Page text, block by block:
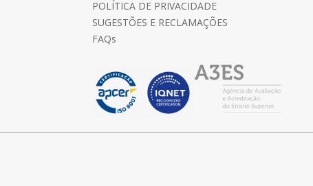
POLÍTICA DE PRIVACIDADE
SUGESTÕES E RECLAMAÇÕES
FAQs